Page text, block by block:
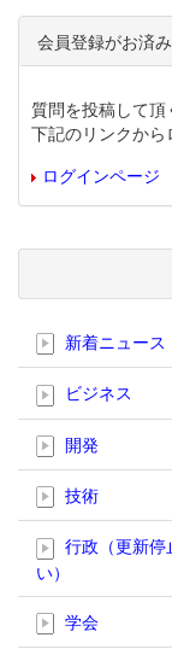
会員登録がお済
質問を投稿して頂
下記のリンクから
ログインページ
新着ニュース
ビジネス
開発
技術
行政（更新停
い）
学会